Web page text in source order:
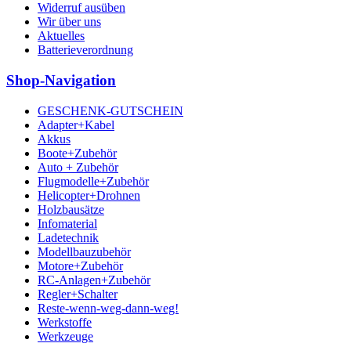
Widerruf ausüben
Wir über uns
Aktuelles
Batterieverordnung
Shop-Navigation
GESCHENK-GUTSCHEIN
Adapter+Kabel
Akkus
Boote+Zubehör
Auto + Zubehör
Flugmodelle+Zubehör
Helicopter+Drohnen
Holzbausätze
Infomaterial
Ladetechnik
Modellbauzubehör
Motore+Zubehör
RC-Anlagen+Zubehör
Regler+Schalter
Reste-wenn-weg-dann-weg!
Werkstoffe
Werkzeuge